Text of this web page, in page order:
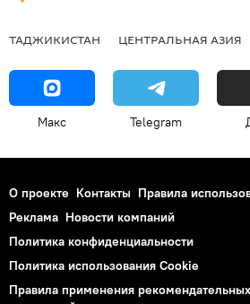
ТАДЖИКИСТАН ЦЕНТРАЛЬНАЯ АЗИЯ
Макс Telegram
О проекте Контакты Правила
Реклама Новости компаний
Политика конфиденциальности
Политика использования Cookie
Правила применения рекомендательных